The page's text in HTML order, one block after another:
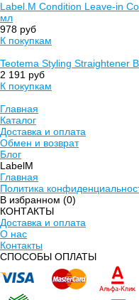
Label.M Condition Leave-in
мл
978 руб
К покупкам
Teotema Styling Straightener
2 191 руб
К покупкам
Главная
Каталог
Доставка и оплата
Обмен и возврат
Блог
LabelM
Главная
Политика
В избранном (0)
КОНТАКТЫ
Доставка и оплата
О нас
Контакты
CПОСОБЫ ОПЛАТЫ